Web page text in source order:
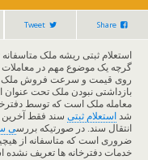
Share
Tweet
استعلام ثبتی ریشه ملک
گرچه یک موضوع مهم در
روی قیمت و سرعت فروش ملک
بازداشتی نبودن ملک تحت عنوان ا
معامله ملک است که توسط
شد استعلام ثبتی سند فقط
انتقال سند. در صورتیکه بررسی
ضروری است که متاسفانه از
خدمات دفترخانه ها تعریف نشده